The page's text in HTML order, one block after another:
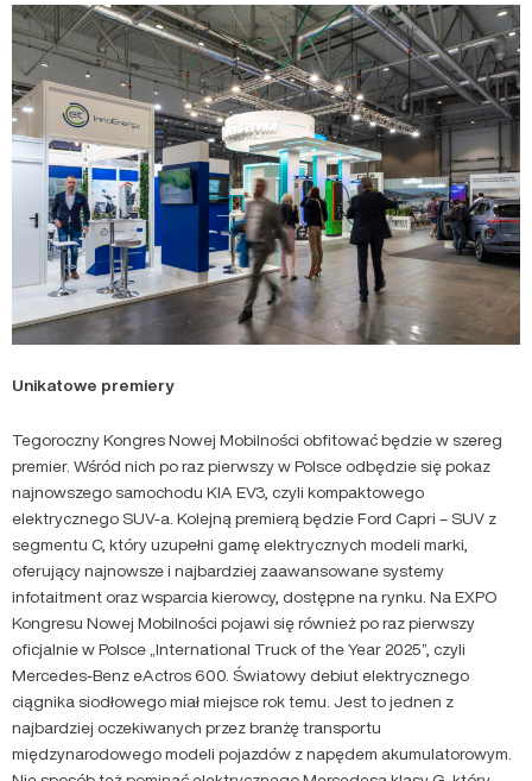
Unikatowe premiery
Tegoroczny Kongres Nowej Mobilności obfitować będzie w szereg
premier. Wśród nich po raz pierwszy w Polsce odbędzie się pokaz
najnowszego samochodu KIA EV3, czyli kompaktowego
elektrycznego SUV-a. Kolejną premierą będzie Ford Capri – SUV z
segmentu C, który uzupełni gamę elektrycznych modeli marki,
oferujący najnowsze i najbardziej zaawansowane systemy
infotaitment oraz wsparcia kierowcy, dostępne na rynku. Na EXPO
Kongresu Nowej Mobilności pojawi się również po raz pierwszy
oficjalnie w Polsce „International Truck of the Year 2025”, czyli
Mercedes-Benz eActros 600. Światowy debiut elektrycznego
ciągnika siodłowego miał miejsce rok temu. Jest to jednen z
najbardziej oczekiwanych przez branżę transportu
międzynarodowego modeli pojazdów z napędem akumulatorowym.